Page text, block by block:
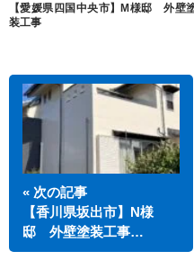
【愛媛県四国中央市】M様邸 外壁
装工事
« 次の記事
【香川県坂出市】N様
邸 外壁塗装工事…